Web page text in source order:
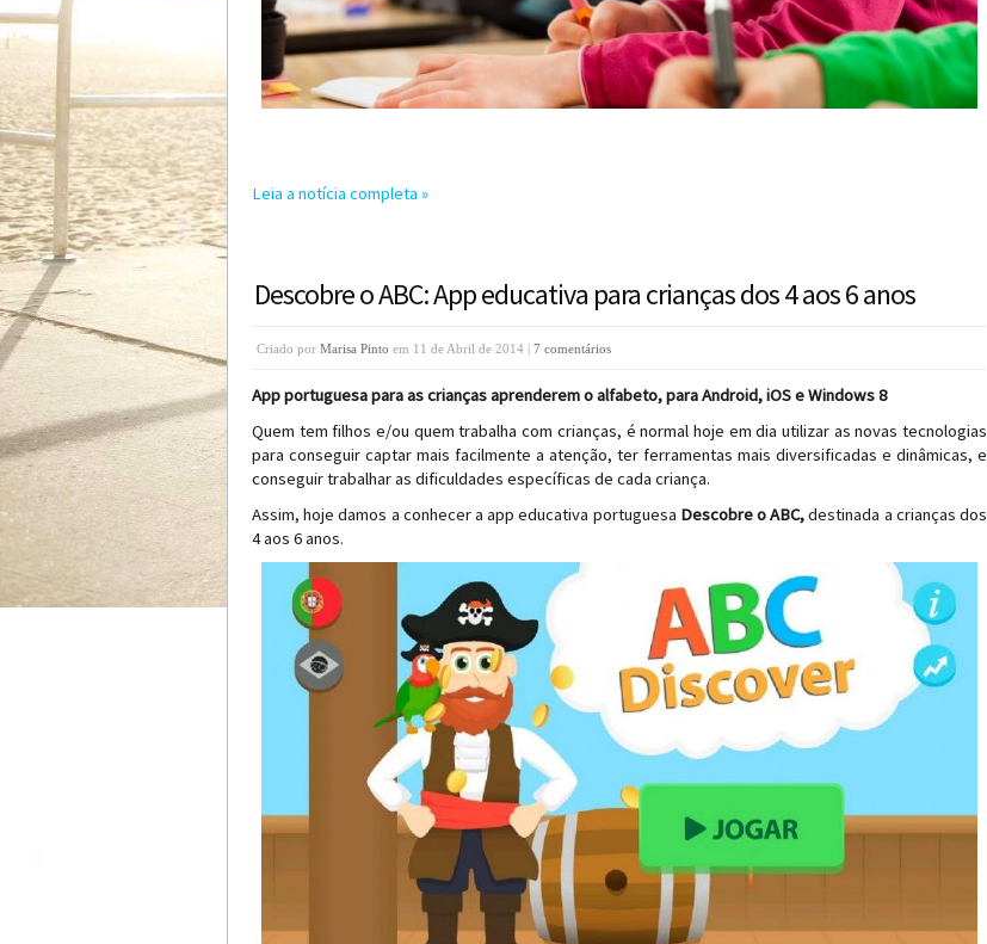
Leia a notícia completa »
Descobre o ABC: App educativa para crianças dos 4 aos 6 anos
Criado por Marisa Pinto em 11 de Abril de 2014 | 7 comentários
App portuguesa para as crianças aprenderem o alfabeto, para Android, iOS e Windows 8
Quem tem filhos e/ou quem trabalha com crianças, é normal hoje em dia utilizar as novas tecnologias
para conseguir captar mais facilmente a atenção, ter ferramentas mais diversificadas e dinâmicas, e
conseguir trabalhar as dificuldades específicas de cada criança.
Assim, hoje damos a conhecer a app educativa portuguesa Descobre o ABC,destinada a crianças dos
4 aos 6 anos.